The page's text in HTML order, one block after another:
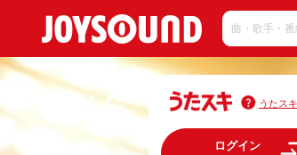
うたス
ログイン